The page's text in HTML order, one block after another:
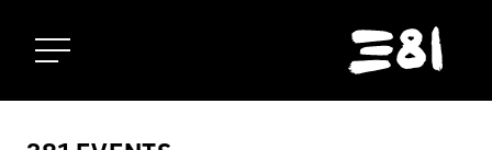
Startseite